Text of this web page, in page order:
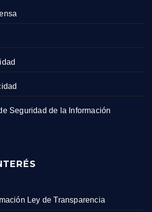
Seguridad de la Información
Ley de Transparencia